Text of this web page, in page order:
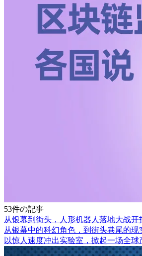
53件の記事
从银幕到街头，人形机器人落地大战开
从银幕中的科幻角色，到街头巷尾的
以惊人速度冲出实验室，掀起一场全球